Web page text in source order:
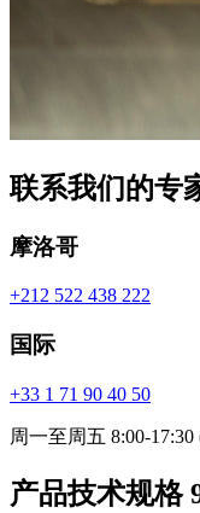
联系我们的专
摩洛哥
+212 522 438 222
国际
+33 1 71 90 40 50
周一至周五 8:00-
产品技术规格